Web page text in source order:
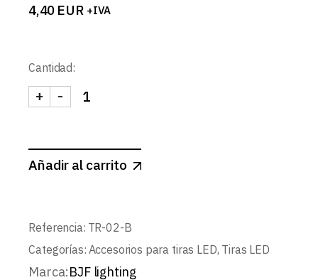
4,40 EUR +IVA
Cantidad:
TUBO TERMORRETRACTIL BLANCO PARED
-
+
Añadir al carrito
Referencia: TR-02-B
Categorías: Accesorios para tiras LED, Tiras LED
Marca:BJF lighting